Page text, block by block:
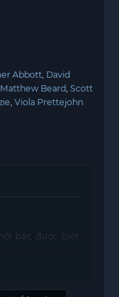
Abbott David
Matthew Beard Scott
Viola Prettejohn
bật, được biết
thế kỷ 18. Câu